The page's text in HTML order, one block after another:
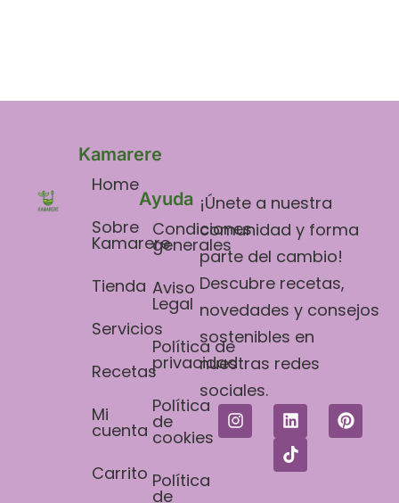
Kamarere
Home
Sobre
Kamarere
Tienda
Servicios
Recetas
Mi
cuenta
Carrito
Ayuda
Condiciones
generales
Aviso
Legal​
Política de
privacidad
Política
de
cookies
Política
de
¡Únete a nuestra
comunidad y forma
parte del cambio!
Descubre recetas,
novedades y consejos
sostenibles en
nuestras redes
sociales.